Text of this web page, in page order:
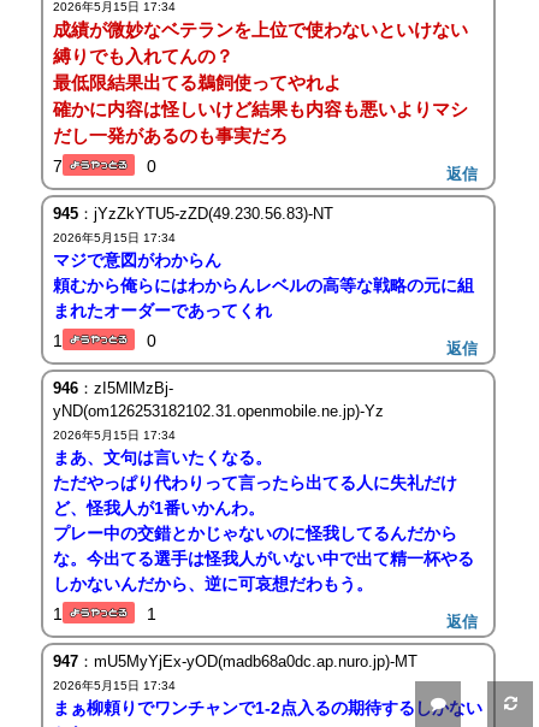
2026年5月15日 17:34
成績が微妙なベテランを上位で使わないといけない
縛りでも入れてんの？
最低限結果出てる鵜飼使ってやれよ
確かに内容は怪しいけど結果も内容も悪いよりマシ
だし一発があるのも事実だろ
7 0 返信
945：jYzZkYTU5-zZD(49.230.56.83)-NT
2026年5月15日 17:34
マジで意図がわからん
頼むから俺らにはわからんレベルの高等な戦略の元に組
まれたオーダーであってくれ
1
0 返信
946：zI5MlMzBj-
yND(om126253182102.31.openmobile.ne.jp)-Yz
2026年5月15日 17:34
まあ、文句は言いたくなる。
ただやっぱり代わりって言ったら出てる人に失礼だけ
ど、怪我人が1番いかんわ。
プレー中の交錯とかじゃないのに怪我してるんだから
な。今出てる選手は怪我人がいない中で出て精一杯やる
しかないんだから、逆に可哀想だわもう。
1
1 返信
947：mU5MyYjEx-yOD(madb68a0dc.ap.nuro.jp)-MT
2026年5月15日 17:34
まぁ柳頼りでワンチャンで1-2点入るの期待するしかない